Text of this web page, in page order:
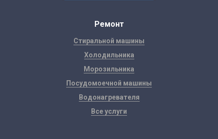
Ремонт
Стиральной машины
Холодильника
Морозильника
Посудомоечной машины
Водонагревателя
Все услуги